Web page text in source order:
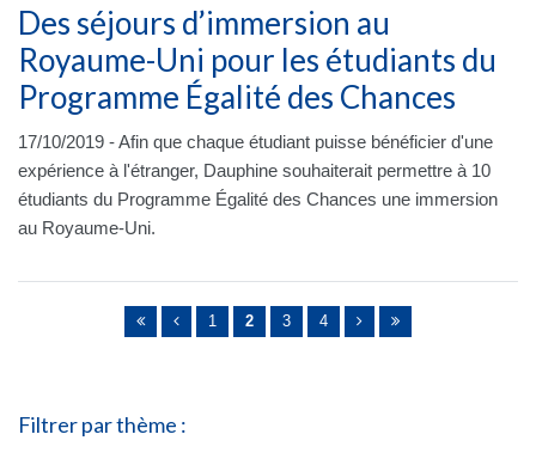
Des séjours d’immersion au
Royaume-Uni pour les étudiants du
Programme Égalité des Chances
17/10/2019 - Afin que chaque étudiant puisse bénéficier d'une
expérience à l'étranger, Dauphine souhaiterait permettre à 10
étudiants du Programme Égalité des Chances une immersion
au Royaume-Uni.
1 2 3 4
Filtrer par thème :